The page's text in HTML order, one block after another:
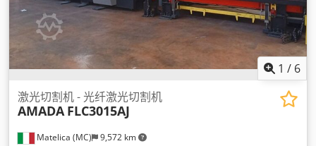
1 / 6
Matelica (MC) 9,572 km
激光切割机 - 光纤激光切割机
AMADA FLC3015AJ